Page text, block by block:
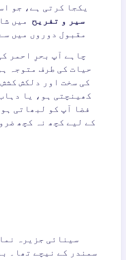
یکجا کرتی ہے، جو
سیر و تفریح
میں
مقبول دوروں میں
چاہے آپ بحرِ احمر
حیات کی طرف متوجہ
کی سخت اور دلکش
کھینچتی ہو، یا
فضا آپ کو لبھاتی
کے لیے کچھ نہ کچھ
سینائی جزیرہ
سمندر کے نیچے تھا۔